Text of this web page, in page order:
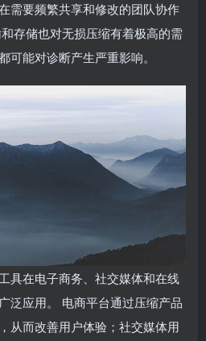
需要频繁共享和修改的团队协作
存储也对无损压缩有着极高的需
可能对诊断产生严重影响。
具在电子商务、社交媒体和在线
泛应用。 电商平台通过压缩产品
从而改善用户体验；社交媒体用